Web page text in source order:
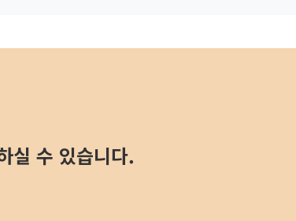
실 수 있습니다.